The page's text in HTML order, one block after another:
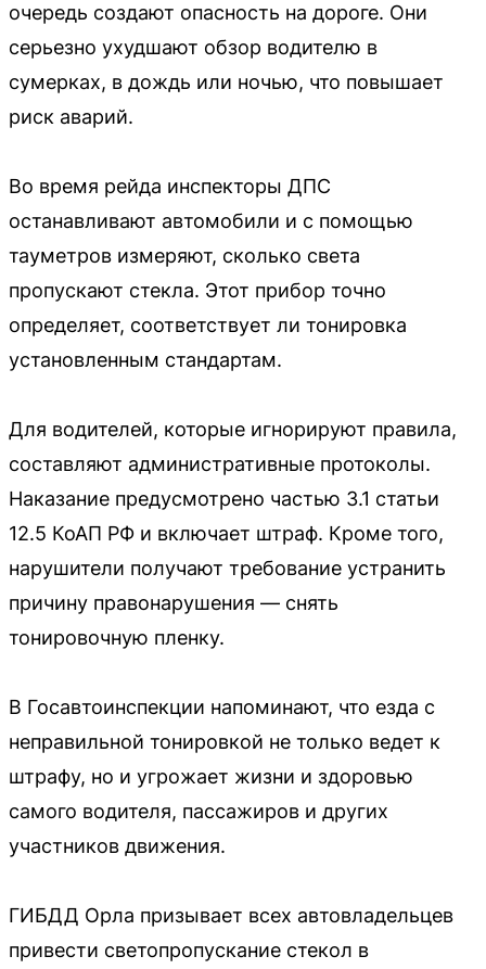
очередь создают опасность на дороге. Они
серьезно ухудшают обзор водителю в
сумерках, в дождь или ночью, что повышает
риск аварий.
Во время рейда инспекторы ДПС
останавливают автомобили и с помощью
тауметров измеряют, сколько света
пропускают стекла. Этот прибор точно
определяет, соответствует ли тонировка
установленным стандартам.
Для водителей, которые игнорируют правила,
составляют административные протоколы.
Наказание предусмотрено частью 3.1 статьи
12.5 КоАП РФ и включает штраф. Кроме того,
нарушители получают требование устранить
причину правонарушения — снять
тонировочную пленку.
В Госавтоинспекции напоминают, что езда с
неправильной тонировкой не только ведет к
штрафу, но и угрожает жизни и здоровью
самого водителя, пассажиров и других
участников движения.
ГИБДД Орла призывает всех автовладельцев
привести светопропускание стекол в